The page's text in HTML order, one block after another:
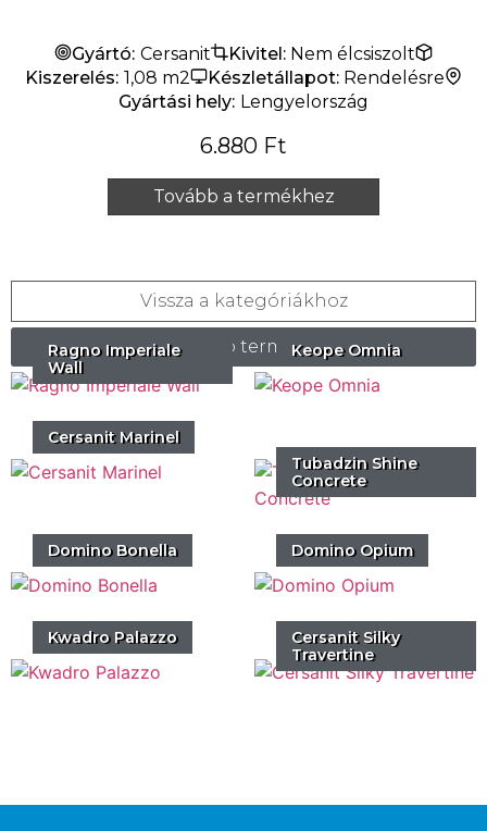
Gyártó: Cersanit Kivitel: Nem élcsiszolt
Kiszerelés: 1,08 m2 Készletállapot: Rendelésre
Gyártási hely: Lengyelország
6.880 Ft
Tovább a termékhez
Vissza a kategóriákhoz
Hasonló termékek
Ragno Imperiale
Wall
Keope Omnia
Cersanit Marinel
Tubadzin Shine
Concrete
Domino Bonella Domino Opium
Kwadro Palazzo
Cersanit Silky
Travertine